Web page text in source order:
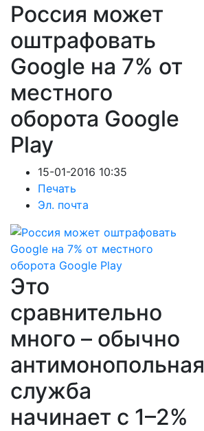
Россия может
оштрафовать
Google на 7% от
местного
оборота Google
Play
15-01-2016 10:35
Печать
Эл. почта
Это
сравнительно
много – обычно
антимонопольная
служба
начинает с 1–2%